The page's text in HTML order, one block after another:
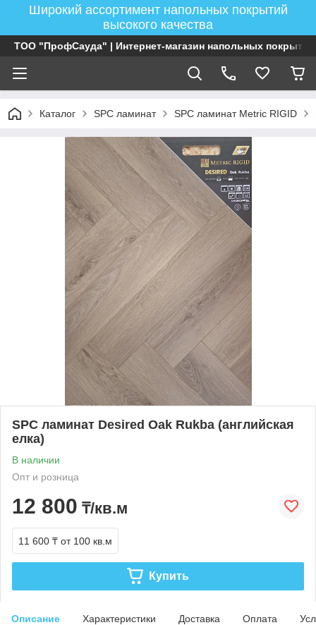
Широкий ассортимент напольных покрытий
высокого качества
ТОО "ПрофСауда" | Интернет-магазин напольных покрытий
Каталог SPC ламинат SPC ламинат Metric RIGID
SPC ламинат Desired Oak Rukba (английская
елка)
В наличии
Опт и розница
12 800 ₸/кв.м
11 600 ₸ от 100 кв.м
Купить
Описание Характеристики Доставка Оплата